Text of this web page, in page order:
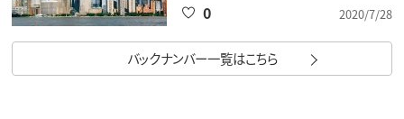
2020/7/28
0
バックナンバー一覧はこちら